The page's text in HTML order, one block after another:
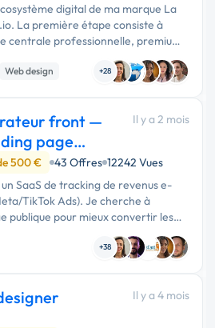
digital de ma marque La
La première étape consiste à
centrale professionnelle, premium
présente l’univers de marque et
Web design +28
front —
page
Il y a 2 mois
500 € 43 Offres 12242 Vues
SaaS de tracking de revenus e-
TikTok Ads). Je cherche à
publique pour mieux convertir les
/ essais. Objectif Une landing claire,
+38
Il y a 4 mois